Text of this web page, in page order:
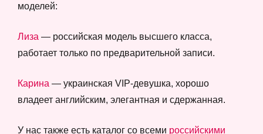
моделей:
Лиза — российская модель высшего класса,
работает только по предварительной записи.
Карина — украинская VIP-девушка, хорошо
владеет английским, элегантная и сдержанная.
У нас также есть каталог со всеми российскими